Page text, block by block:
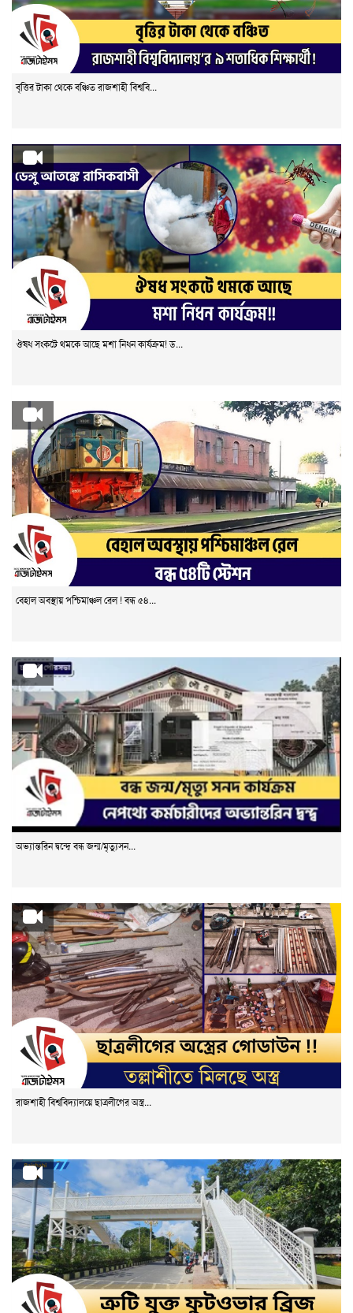
বৃত্তির টাকা থেকে বঞ্চিত রাজশাহী বিশ্ববি...
ঔষধ সংকটে থমকে আছে মশা নিধন কার্যক্রম! ড...
বেহাল অবস্থায় পশ্চিমাঞ্চল রেল ! বন্ধ ৫৪...
অভ্যান্তরিন দ্বন্দ্বে বন্ধ জন্ম/মৃত্যুসন...
রাজশাহী বিশ্ববিদ্যালয়ে ছাত্রলীগের অস্ত্র...